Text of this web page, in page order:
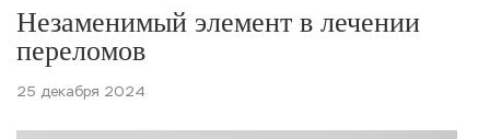
Незаменимый элемент в лечении
переломов
25 декабря 2024